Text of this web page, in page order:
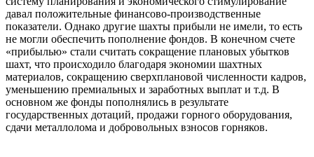
давал положительные финансово-производственные
показатели. Однако другие шахты прибыли не имели, то есть
не могли обеспечить пополнение фондов. В конечном счете
«прибылью» стали считать сокращение плановых убытков
шахт, что происходило благодаря экономии шахтных
материалов, сокращению сверхплановой численности кадров,
уменьшению премиальных и заработных выплат и т.д. В
основном же фонды пополнялись в результате
государственных дотаций, продажи горного оборудования,
сдачи металлолома и добровольных взносов горняков.